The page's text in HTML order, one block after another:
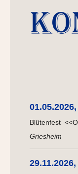
Blütenfest
Griesheim